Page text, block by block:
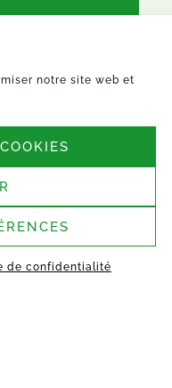
notre site web et
de confidentialité